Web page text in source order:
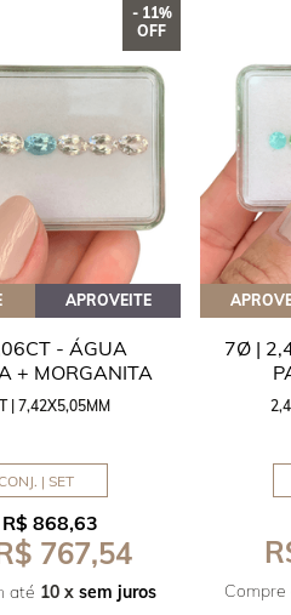
- 11%
OFF
APROVEITE
- ÁGUA
+ MORGANITA
| 7,42X5,05MM
| SET
R$ 868,63
767,54
até 10 x sem juros
7Ø |